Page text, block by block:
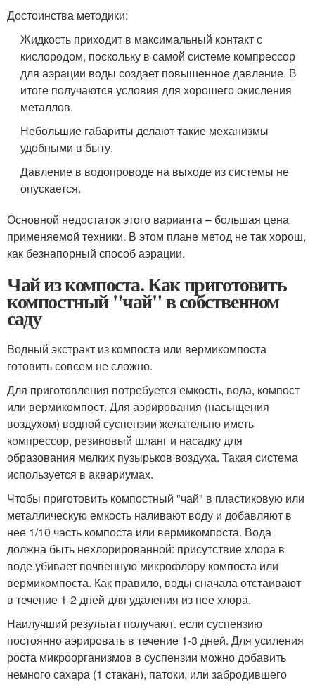
Достоинства методики:
Жидкость приходит в максимальный контакт с
кислородом, поскольку в самой системе компрессор
для аэрации воды создает повышенное давление. В
итоге получаются условия для хорошего окисления
металлов.
Небольшие габариты делают такие механизмы
удобными в быту.
Давление в водопроводе на выходе из системы не
опускается.
Основной недостаток этого варианта – большая цена
применяемой техники. В этом плане метод не так хорош,
как безнапорный способ аэрации.
Чай из компоста. Как приготовить
компостный "чай" в собственном
саду
Водный экстракт из компоста или вермикомпоста
готовить совсем не сложно.
Для приготовления потребуется емкость, вода, компост
или вермикомпост. Для аэрирования (насыщения
воздухом) водной суспензии желательно иметь
компрессор, резиновый шланг и насадку для
образования мелких пузырьков воздуха. Такая система
используется в аквариумах.
Чтобы приготовить компостный "чай" в пластиковую или
металлическую емкость наливают воду и добавляют в
нее 1/10 часть компоста или вермикомпоста. Вода
должна быть нехлорированной: присутствие хлора в
воде убивает почвенную микрофлору компоста или
вермикомпоста. Как правило, воды сначала отстаивают
в течение 1-2 дней для удаления из нее хлора.
Наилучший результат получают. если суспензию
постоянно аэрировать в течение 1-3 дней. Для усиления
роста микроорганизмов в суспензии можно добавить
немного сахара (1 стакан), патоки, или забродившего